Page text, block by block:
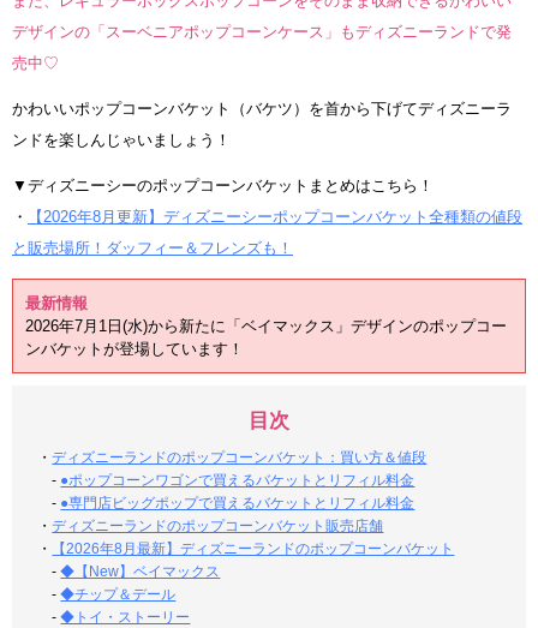
デザインの「スーベニアポップコーンケース」もディズニーランドで発
売中♡
かわいいポップコーンバケット（バケツ）を首から下げてディズニーラ
ンドを楽しんじゃいましょう！
▼ディズニーシーのポップコーンバケットまとめはこちら！
・
【2026年8月更新】ディズニーシーポップコーンバケット全種類の値段
と販売場所！ダッフィー＆フレンズも！
最新情報
2026年7月1日(水)から新たに「ベイマックス」デザインのポップコー
ンバケットが登場しています！
目次
・ディズニーランドのポップコーンバケット：買い方＆値段
- ●ポップコーンワゴンで買えるバケットとリフィル料金
- ●専門店ビッグポップで買えるバケットとリフィル料金
・ディズニーランドのポップコーンバケット販売店舗
・
【2026年8月最新】ディズニーランドのポップコーンバケット
-◆【New】ベイマックス
-◆チップ＆デール
-◆トイ・ストーリー